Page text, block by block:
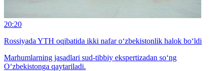
20:20
Rossiyada YTH oqibatida ikki nafar o‘zbekistonlik halok bo‘ldi
Marhumlarning jasadlari sud-tibbiy ekspertizadan so‘ng
O‘zbekistonga qaytariladi.